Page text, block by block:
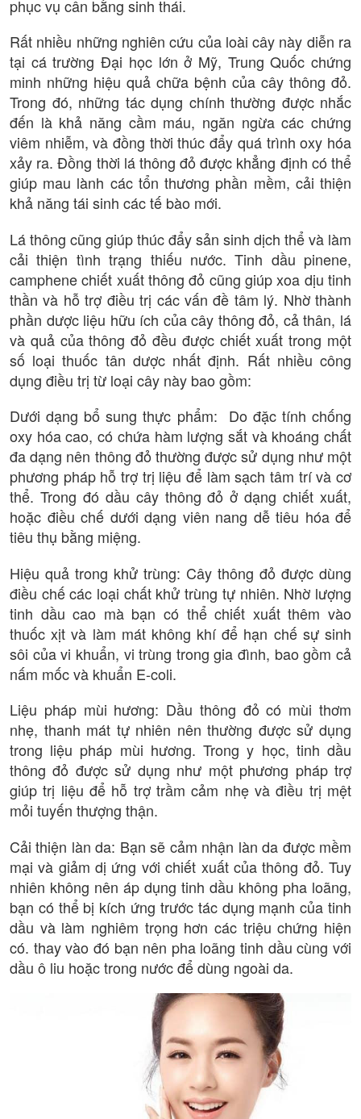
phục vụ cân bằng sinh thái.
Rất nhiều những nghiên cứu của loài cây này diễn ra
tại cá trường Đại học lớn ở Mỹ, Trung Quốc chứng
minh những hiệu quả chữa bệnh của cây thông đỏ.
Trong đó, những tác dụng chính thường được nhắc
đến là khả năng cầm máu, ngăn ngừa các chứng
viêm nhiễm, và đồng thời thúc đẩy quá trình oxy hóa
xảy ra. Đồng thời lá thông đỏ được khẳng định có thể
giúp mau lành các tổn thương phần mềm, cải thiện
khả năng tái sinh các tế bào mới.
Lá thông cũng giúp thúc đẩy sản sinh dịch thể và làm
cải thiện tình trạng thiếu nước. Tinh dầu pinene,
camphene chiết xuất thông đỏ cũng giúp xoa dịu tinh
thần và hỗ trợ điều trị các vấn đề tâm lý. Nhờ thành
phần dược liệu hữu ích của cây thông đỏ, cả thân, lá
và quả của thông đỏ đều được chiết xuất trong một
số loại thuốc tân dược nhất định. Rất nhiều công
dụng điều trị từ loại cây này bao gồm:
Dưới dạng bổ sung thực phẩm: Do đặc tính chống
oxy hóa cao, có chứa hàm lượng sắt và khoáng chất
đa dạng nên thông đỏ thường được sử dụng như một
phương pháp hỗ trợ trị liệu để làm sạch tâm trí và cơ
thể. Trong đó dầu cây thông đỏ ở dạng chiết xuất,
hoặc điều chế dưới dạng viên nang dễ tiêu hóa để
tiêu thụ bằng miệng.
Hiệu quả trong khử trùng: Cây thông đỏ được dùng
điều chế các loại chất khử trùng tự nhiên. Nhờ lượng
tinh dầu cao mà bạn có thể chiết xuất thêm vào
thuốc xịt và làm mát không khí để hạn chế sự sinh
sôi của vi khuẩn, vi trùng trong gia đình, bao gồm cả
nấm mốc và khuẩn E-coli.
Liệu pháp mùi hương: Dầu thông đỏ có mùi thơm
nhẹ, thanh mát tự nhiên nên thường được sử dụng
trong liệu pháp mùi hương. Trong y học, tinh dầu
thông đỏ được sử dụng như một phương pháp trợ
giúp trị liệu để hỗ trợ trầm cảm nhẹ và điều trị mệt
mỏi tuyến thượng thận.
Cải thiện làn da: Bạn sẽ cảm nhận làn da được mềm
mại và giảm dị ứng với chiết xuất của thông đỏ. Tuy
nhiên không nên áp dụng tinh dầu không pha loãng,
bạn có thể bị kích ứng trước tác dụng mạnh của tinh
dầu và làm nghiêm trọng hơn các triệu chứng hiện
có. thay vào đó bạn nên pha loãng tinh dầu cùng với
dầu ô liu hoặc trong nước để dùng ngoài da.